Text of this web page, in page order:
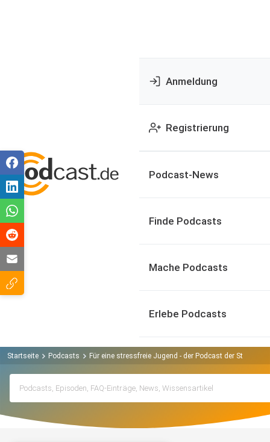
Anmeldung
Registrierung
Podcast-News
Finde Podcasts
Mache Podcasts
Erlebe Podcasts
Startseite Podcasts Für eine stressfreie Jugend - der Podcast der Steffen